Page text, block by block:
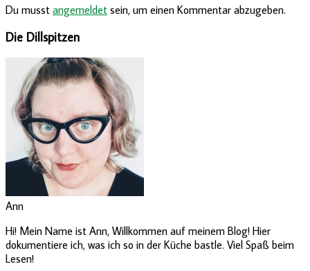
Du musst angemeldet sein, um einen Kommentar abzugeben.
Die Dillspitzen
Ann
Hi! Mein Name ist Ann, Willkommen auf meinem Blog! Hier
dokumentiere ich, was ich so in der Küche bastle. Viel Spaß beim
Lesen!